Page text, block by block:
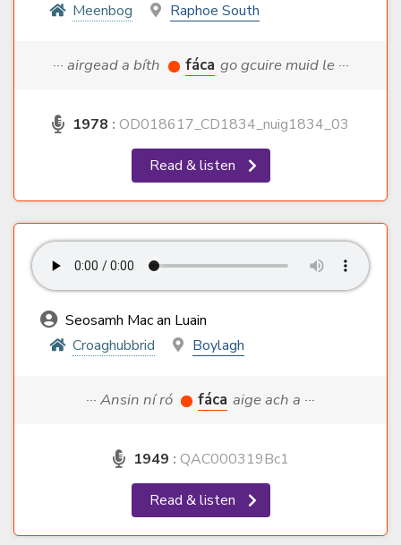
Meenbog
Raphoe South
··· airgead a bíth fáca go gcuire muid le ···
1978 : OD018617_CD1834_nuig1834_03
Read & listen
Seosamh Mac an Luain
Croaghubbrid
Boylagh
··· Ansin ní ró fáca aige ach a ···
1949 : QAC000319Bc1
Read & listen